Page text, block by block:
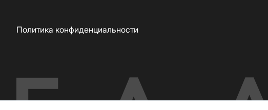
Политика конфиденциальности